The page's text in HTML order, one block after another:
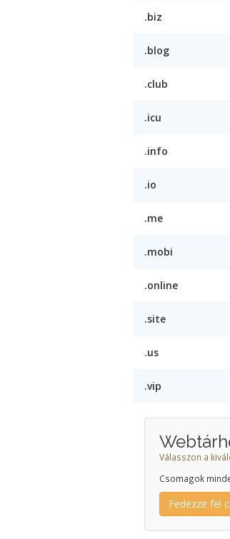
.biz
.blog
.club
.icu
.info
.io
.me
.mobi
.online
.site
.us
.vip
Válasszon a
Csomagok
Fedezze fel